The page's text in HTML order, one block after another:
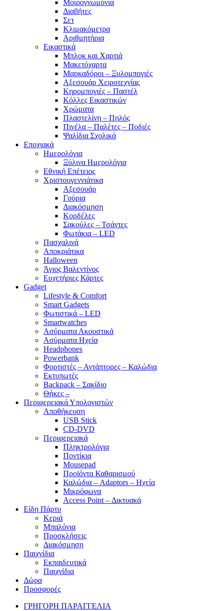
Mοιρογνωμόνια
Διαβήτες
Σετ
Κλιμακόμετρα
Αριθμητήρια
Εικαστικά
Μπλοκ και Χαρτιά
Μακετόχαρτα
Μαρκαδόροι – Ξυλομπογιές
Αξεσουάρ Χειροτεχνίας
Κηρομπογιές – Παστέλ
Κόλλες Εικαστικών
Χρώματα
Πλαστελίνη – Πηλός
Πινέλα – Παλέτες – Ποδιές
Ψαλίδια Σχολικά
Εποχιακά
Ημερολόγια
Ξύλινα Ημερολόγια
Εθνική Επέτειος
Χριστουγεννιάτικα
Αξεσουάρ
Γούρια
Διακόσμηση
Κορδέλες
Σακούλες – Τσάντες
Φωτάκια – LED
Πασχαλινά
Αποκριάτικα
Halloween
Άγιος Βαλεντίνος
Ευχετήριες Κάρτες
Gadget
Lifestyle & Comfort
Smart Gadgets
Φωτιστικά – LED
Smartwatches
Ασύρματα Ακουστικά
Ασύρματα Ηχεία
Headphones
Powerbank
Φορτιστές – Αντάπτορες – Καλώδια
Εκτυπωτές
Backpack – Σακίδιο
Θήκες –
Περιφερειακά Υπολογιστών
Αποθήκευση
USB Stick
CD-DVD
Περιφερειακά
Πληκτρολόγια
Ποντίκια
Mousepad
Προϊόντα Καθαρισμού
Καλώδια – Adaptors – Ηχεία
Μικρόφωνα
Access Point – Δικτυακά
Είδη Πάρτυ
Κεριά
Μπαλόνια
Προσκλήσεις
Διακόσμηση
Παιχνίδια
Εκπαιδευτικά
Παιχνίδια
Δώρα
Προσφορές
ΓΡΗΓΟΡΗ ΠΑΡΑΓΓΕΛΙΑ